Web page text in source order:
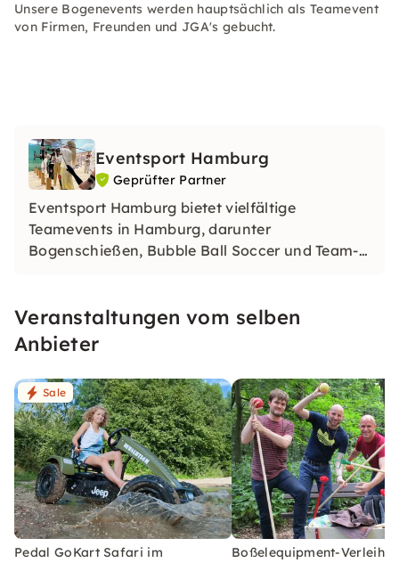
Unsere Bogenevents werden hauptsächlich als Teamevent
von Firmen, Freunden und JGA's gebucht.
Eventsport Hamburg
Geprüfter Partner
Eventsport Hamburg bietet vielfältige
Teamevents in Hamburg, darunter
Bogenschießen, Bubble Ball Soccer und Team-
Unternehmen für unvergessliche Erlebnisse für
Euer Teamevent.
Veranstaltungen vom selben
Anbieter
Sale
Pedal GoKart Safari im
Boßelequipment-Verleih